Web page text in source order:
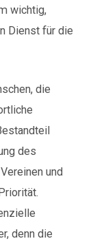
wichtig,
Dienst für die
die
des
und
denn die